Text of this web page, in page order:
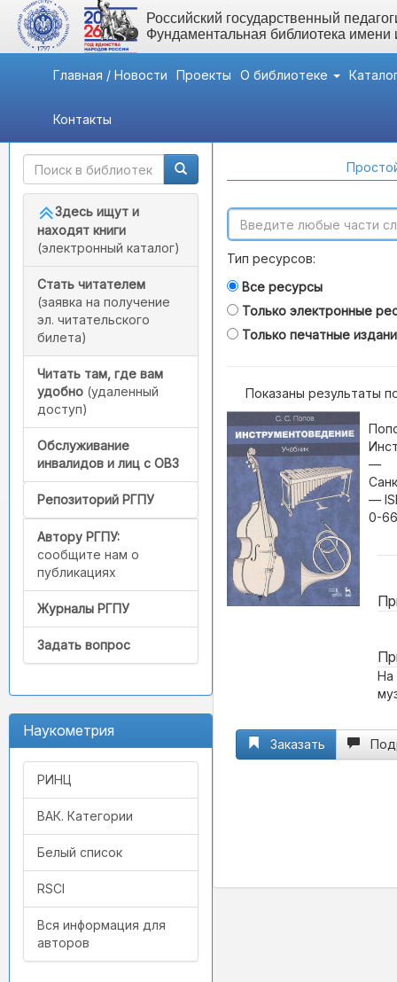
Российский государственный
Фундаментальная библиотека
Главная / Новости Проекты О библиотеке
Контакты
Быстрый доступ
Здесь ищут и
находят книги
(электронный каталог)
Стать читателем
(заявка на получение
эл. читательского
билета)
Читать там, где вам
удобно (удаленный
доступ)
Обслуживание
инвалидов и лиц с ОВЗ
Репозиторий РГПУ
Автору РГПУ:
сообщите нам о
публикациях
Журналы РГПУ
Задать вопрос
Наукометрия
РИНЦ
ВАК. Категории
Белый список
RSCI
Вся информация для
авторов
Тип ресурсов:
Все ресурсы
Только электронные
Только печатные
Показаны результаты
—
—
0-
На
Заказать